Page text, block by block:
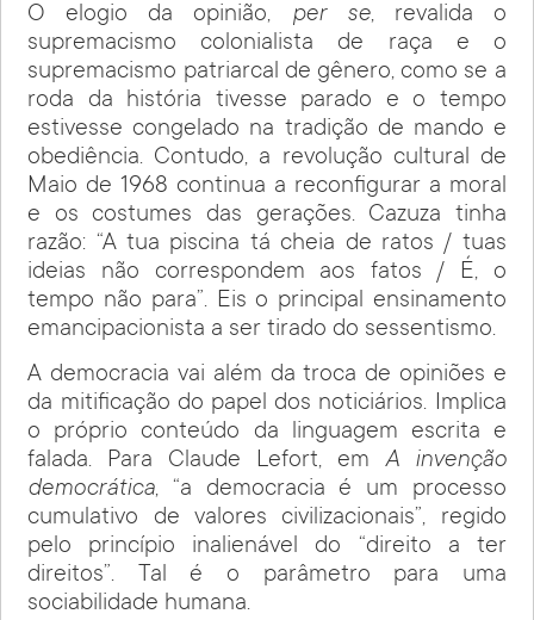
O elogio da opinião, per se, revalida o
supremacismo colonialista de raça e o
supremacismo patriarcal de gênero, como se a
roda da história tivesse parado e o tempo
estivesse congelado na tradição de mando e
obediência. Contudo, a revolução cultural de
Maio de 1968 continua a reconfigurar a moral
e os costumes das gerações. Cazuza tinha
razão: “A tua piscina tá cheia de ratos / tuas
ideias não correspondem aos fatos / É, o
tempo não para”. Eis o principal ensinamento
emancipacionista a ser tirado do sessentismo.
A democracia vai além da troca de opiniões e
da mitificação do papel dos noticiários. Implica
o próprio conteúdo da linguagem escrita e
falada. Para Claude Lefort, em A invenção
democrática, “a democracia é um processo
cumulativo de valores civilizacionais”, regido
pelo princípio inalienável do “direito a ter
direitos”. Tal é o parâmetro para uma
sociabilidade humana.